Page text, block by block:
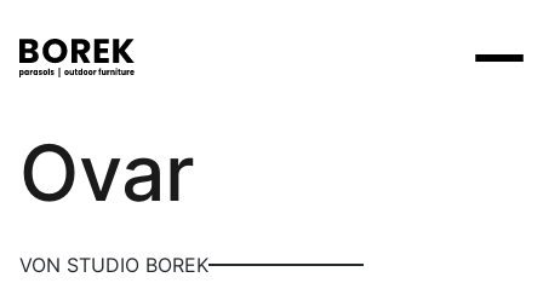
Produkte
Kollektionen
Marken
Designer
Suchen
Borek
Ovar
VON STUDIO BOREK